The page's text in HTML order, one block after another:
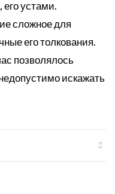
устами.
сложное для
его толкования.
позволялось
искажать